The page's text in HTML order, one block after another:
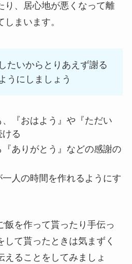
り、居心地が悪くなって離
まいます。
たいからとりあえず謝る
うにしましょう
『おはよう』や『ただい
ける
ありがとう』などの感謝の
人の時間を作れるようにす
飯を作って貰ったり手伝っ
して貰ったときは気まずく
えることをしてみましょ